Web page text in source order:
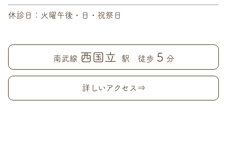
休診日：火曜午後・日・祝祭日
南武線 西国立 駅 徒歩 5 分
詳しいアクセス⇒